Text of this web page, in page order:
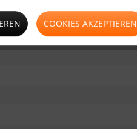
COOKIES AKZEPTIEREN